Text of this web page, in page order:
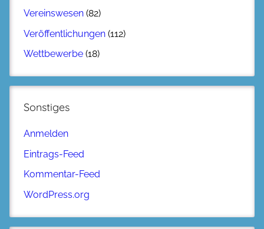
Vereinswesen (82)
Veröffentlichungen (112)
Wettbewerbe (18)
Sonstiges
Anmelden
Eintrags-Feed
Kommentar-Feed
WordPress.org